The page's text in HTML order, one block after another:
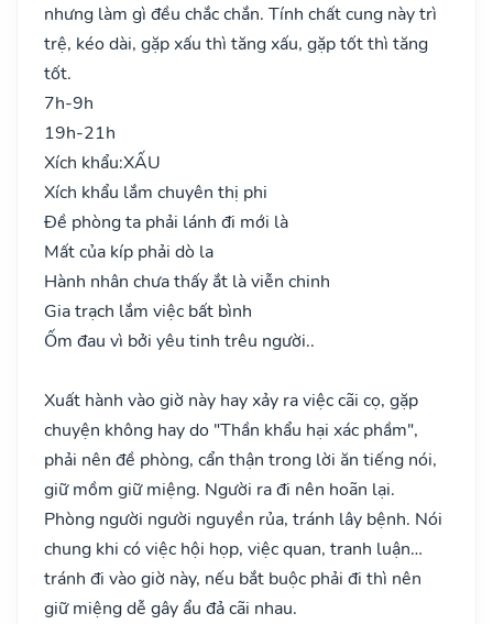
nhưng làm gì đều chắc chắn. Tính chất cung này trì
trệ, kéo dài, gặp xấu thì tăng xấu, gặp tốt thì tăng
tốt.
7h-9h
19h-21h
Xích khẩu:XẤU
Xích khẩu lắm chuyên thị phi
Đề phòng ta phải lánh đi mới là
Mất của kíp phải dò la
Hành nhân chưa thấy ắt là viễn chinh
Gia trạch lắm việc bất bình
Ốm đau vì bởi yêu tinh trêu người..
Xuất hành vào giờ này hay xảy ra việc cãi cọ, gặp
chuyện không hay do "Thần khẩu hại xác phầm",
phải nên đề phòng, cẩn thận trong lời ăn tiếng nói,
giữ mồm giữ miệng. Người ra đi nên hoãn lại.
Phòng người người nguyền rủa, tránh lây bệnh. Nói
chung khi có việc hội họp, việc quan, tranh luận…
tránh đi vào giờ này, nếu bắt buộc phải đi thì nên
giữ miệng dễ gây ẩu đả cãi nhau.